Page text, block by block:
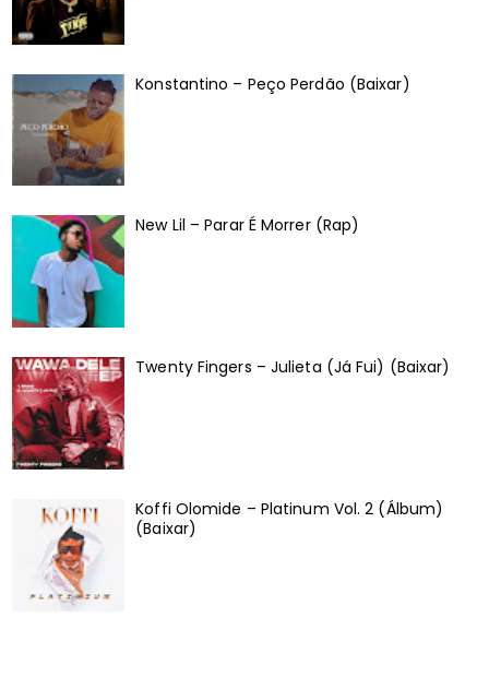
Konstantino – Peço Perdão (Baixar)
New Lil – Parar É Morrer (Rap)
Twenty Fingers – Julieta (Já Fui) (Baixar)
Koffi Olomide – Platinum Vol. 2 (Álbum)
(Baixar)